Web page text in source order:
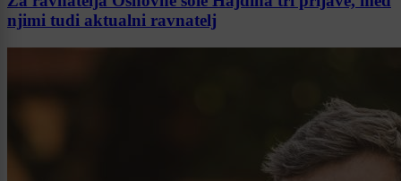
njimi tudi aktualni ravnatelj